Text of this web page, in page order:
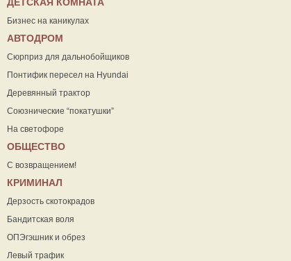
Бизнес на каникулах
АВТОДРОМ
Сюрприз для дальнобойщиков
Понтифик пересел на Hyundai
Деревянный трактор
Союзнические “покатушки”
На светофоре
ОБЩЕСТВО
С возвращением!
КРИМИНАЛ
Дерзость скотокрадов
Бандитская воля
ОПЭгэшник и обрез
Левый трафик